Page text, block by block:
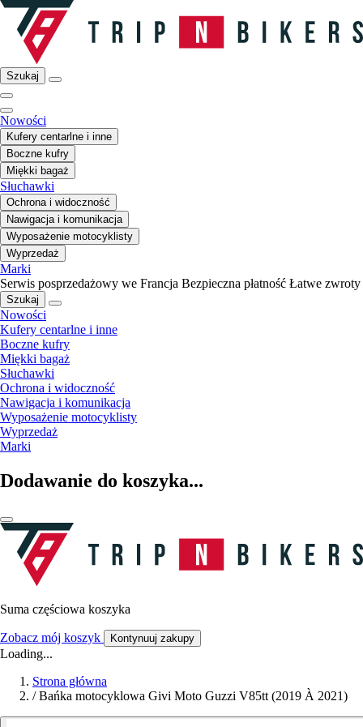
Szukaj
Nowości
Kufery centarlne i inne
Boczne kufry
Miękki bagaż
Słuchawki
Ochrona i widoczność
Nawigacja i komunikacja
Wyposażenie motocyklisty
Wyprzedaż
Marki
Serwis posprzedażowy we Francja Bezpieczna płatność Łatwe zwroty
Szukaj
Nowości
Kufery centarlne i inne
Boczne kufry
Miękki bagaż
Słuchawki
Ochrona i widoczność
Nawigacja i komunikacja
Wyposażenie motocyklisty
Wyprzedaż
Marki
Dodawanie do koszyka...
Suma częściowa koszyka
Zobacz mój koszyk Kontynuuj zakupy
Loading...
Strona główna
/ Bańka motocyklowa Givi Moto Guzzi V85tt (2019 À 2021)